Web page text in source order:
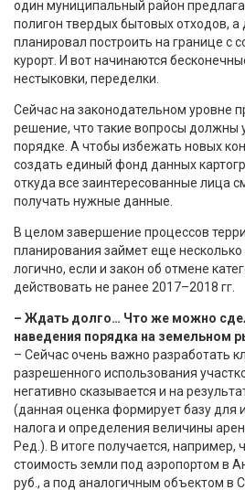
один муниципальный район
полигон твердых бытовых отходов,
планировал построить на границе с
курорт. И вот начинаются
нестыковки, переделки.
Сейчас на законодательном уровне
решение, что такие вопросы должны
порядке. А чтобы избежать новых
создать единый фонд данных
откуда все заинтересованные лица
получать нужные данные.
В целом завершение процессов
планирования займет еще несколько
логично, если и закон об отмене
действовать не ранее 2017–2018 гг.
– Ждать долго… Что же можно
наведения порядка на земельном
– Сейчас очень важно разработать
разрешенного использования
негативно сказывается и на
(данная оценка формирует базу для
налога и определения величины
Ред.). В итоге получается, например,
стоимость земли под аэропортом в
руб., а под аналогичным объектом в